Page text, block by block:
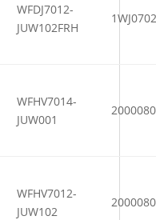
WFDJ7012-
JUW102FRH
WFHV7014-
JUW001
WFHV7012-
JUW102